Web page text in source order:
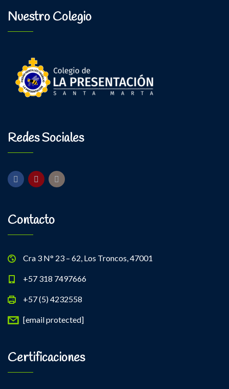
Nuestro Colegio
Redes Sociales
Contacto
Cra 3 N° 23 – 62, Los Troncos, 47001
+57 318 7497666
+57 (5) 4232558
[email protected]
Certificaciones